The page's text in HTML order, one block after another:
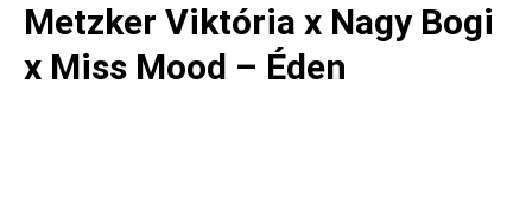
Metzker Viktória x Nagy Bogi
x Miss Mood – Éden